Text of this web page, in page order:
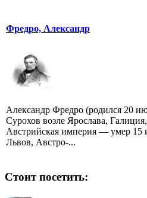
Фредро, Александр
Александр Фредро (родился 20
Сурохов возле Ярослава, Галиция,
Австрийская империя — умер 15
Львов, Австро-...
Стоит посетить: